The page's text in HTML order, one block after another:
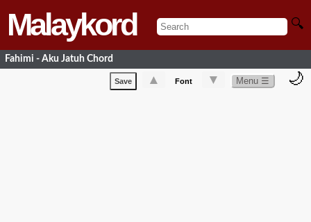
Malaykord 🔍
Fahimi - Aku Jatuh Chord
Save ▲ Font ▼ Menu ☰ 🌙